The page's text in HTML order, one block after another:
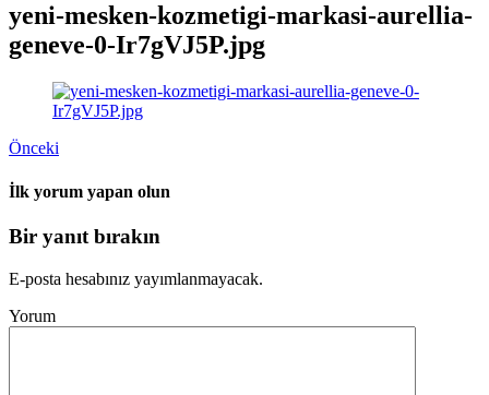
yeni-mesken-kozmetigi-markasi-aurellia-
geneve-0-Ir7gVJ5P.jpg
Önceki
İlk yorum yapan olun
Bir yanıt bırakın
E-posta hesabınız yayımlanmayacak.
Yorum